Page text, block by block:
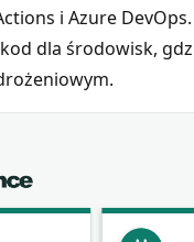
i Azure DevOps.
dla środowisk,